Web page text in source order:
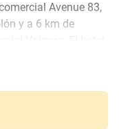
Avenue 83,
y a 6 km de
El restaurante del
piscina y